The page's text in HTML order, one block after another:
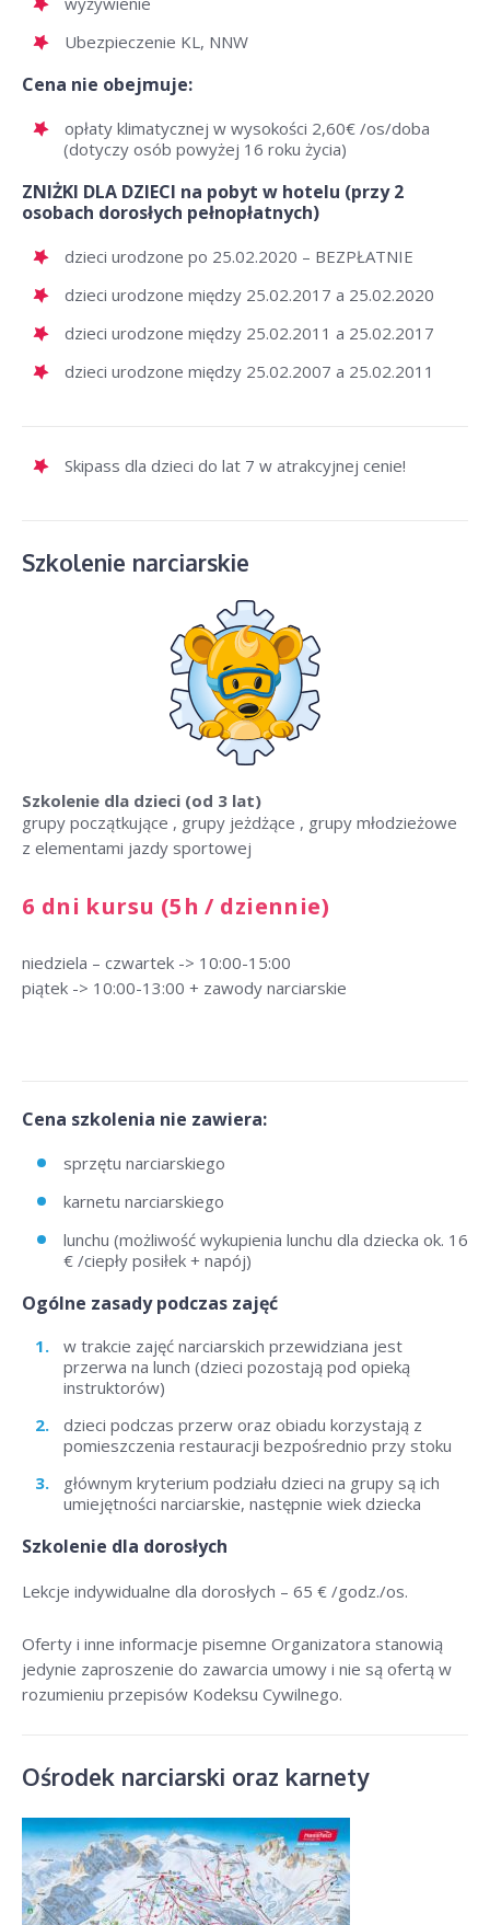
Ubezpieczenie KL, NNW
Cena nie obejmuje:
opłaty klimatycznej w wysokości 2,60€ /os/doba
(dotyczy osób powyżej 16 roku życia)
ZNIŻKI DLA DZIECI na pobyt w hotelu (przy 2
osobach dorosłych pełnopłatnych)
dzieci urodzone po 25.02.2020 – BEZPŁATNIE
dzieci urodzone między 25.02.2017 a 25.02.2020
dzieci urodzone między 25.02.2011 a 25.02.2017
dzieci urodzone między 25.02.2007 a 25.02.2011
Skipass dla dzieci do lat 7 w atrakcyjnej cenie!
Szkolenie narciarskie
Szkolenie dla dzieci (od 3 lat)
grupy początkujące , grupy jeżdżące , grupy młodzieżowe
z elementami jazdy sportowej
6 dni kursu (5h / dziennie)
niedziela – czwartek -> 10:00-15:00
piątek -> 10:00-13:00 + zawody narciarskie
Cena szkolenia nie zawiera:
sprzętu narciarskiego
karnetu narciarskiego
lunchu (możliwość wykupienia lunchu dla dziecka ok. 16
€ /ciepły posiłek + napój)
Ogólne zasady podczas zajęć
w trakcie zajęć narciarskich przewidziana jest
przerwa na lunch (dzieci pozostają pod opieką
instruktorów)
dzieci podczas przerw oraz obiadu korzystają z
pomieszczenia restauracji bezpośrednio przy stoku
głównym kryterium podziału dzieci na grupy są ich
umiejętności narciarskie, następnie wiek dziecka
Szkolenie dla dorosłych
Lekcje indywidualne dla dorosłych – 65 € /godz./os.
Oferty i inne informacje pisemne Organizatora stanowią
jedynie zaproszenie do zawarcia umowy i nie są ofertą w
rozumieniu przepisów Kodeksu Cywilnego.
Ośrodek narciarski oraz karnety